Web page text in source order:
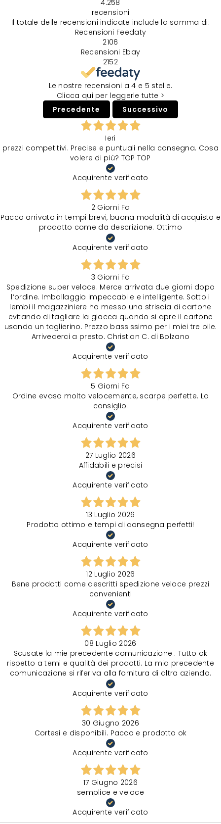
4.258
recensioni
Il totale delle recensioni indicate include la somma di:
Recensioni Feedaty
2106
Recensioni Ebay
2152
Le nostre recensioni a 4 e 5 stelle.
Clicca qui per leggerle tutte >
Precedente
Successivo
Ieri
prezzi competitivi. Precise e puntuali nella consegna. Cosa
volere di più? TOP TOP
Acquirente verificato
2 Giorni Fa
Pacco arrivato in tempi brevi, buona modalità di acquisto e
prodotto come da descrizione. Ottimo
Acquirente verificato
3 Giorni Fa
Spedizione super veloce. Merce arrivata due giorni dopo
l‘ordine. Imballaggio impeccabile e intelligente. Sotto i
lembi il magazziniere ha messo una striscia di cartone
evitando di tagliare la giacca quando si apre il cartone
usando un taglierino. Prezzo bassissimo per i miei tre pile.
Arrivederci a presto. Christian C. di Bolzano
Acquirente verificato
5 Giorni Fa
Ordine evaso molto velocemente, scarpe perfette. Lo
consiglio.
Acquirente verificato
27 Luglio 2026
Affidabili e precisi
Acquirente verificato
13 Luglio 2026
Prodotto ottimo e tempi di consegna perfetti!
Acquirente verificato
12 Luglio 2026
Bene prodotti come descritti spedizione veloce prezzi
convenienti
Acquirente verificato
08 Luglio 2026
Scusate la mie precedente comunicazione . Tutto ok
rispetto a temi e qualità dei prodotti. La mia precedente
comunicazione si riferiva alla fornitura di altra azienda.
Acquirente verificato
30 Giugno 2026
Cortesi e disponibili. Pacco e prodotto ok
Acquirente verificato
17 Giugno 2026
semplice e veloce
Acquirente verificato